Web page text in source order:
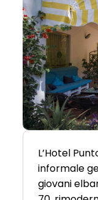
L’Hotel
informale
giovani